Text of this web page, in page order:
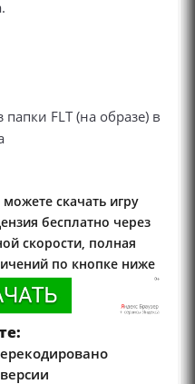
FLT (на образе) в
скачать игру
бесплатно через
скорости, полная
по кнопке ниже